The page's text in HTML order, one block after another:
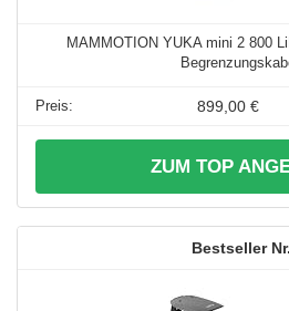
MAMMOTION YUKA mini 2 800
899,00 €
ZUM TOP